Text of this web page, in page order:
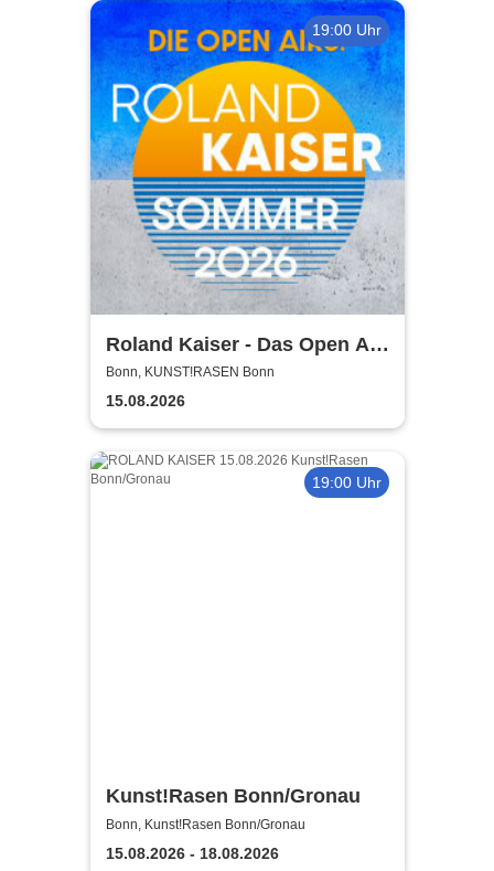
19:00 Uhr
Roland Kaiser - Das Open Air
2026!
Bonn, KUNST!RASEN Bonn
15.08.2026
19:00 Uhr
Kunst!Rasen Bonn/Gronau
Bonn, Kunst!Rasen Bonn/Gronau
15.08.2026 - 18.08.2026